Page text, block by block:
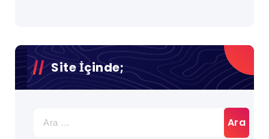
Site İçinde;